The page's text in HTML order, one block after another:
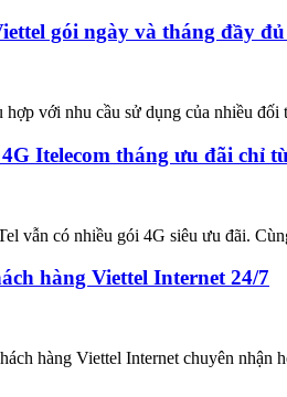
gói ngày và tháng đầy
với nhu cầu sử dụng của nhiều
Itelecom tháng ưu đãi chỉ
vẫn có nhiều gói 4G siêu ưu đãi.
hàng Viettel Internet 24/7
hàng Viettel Internet chuyên